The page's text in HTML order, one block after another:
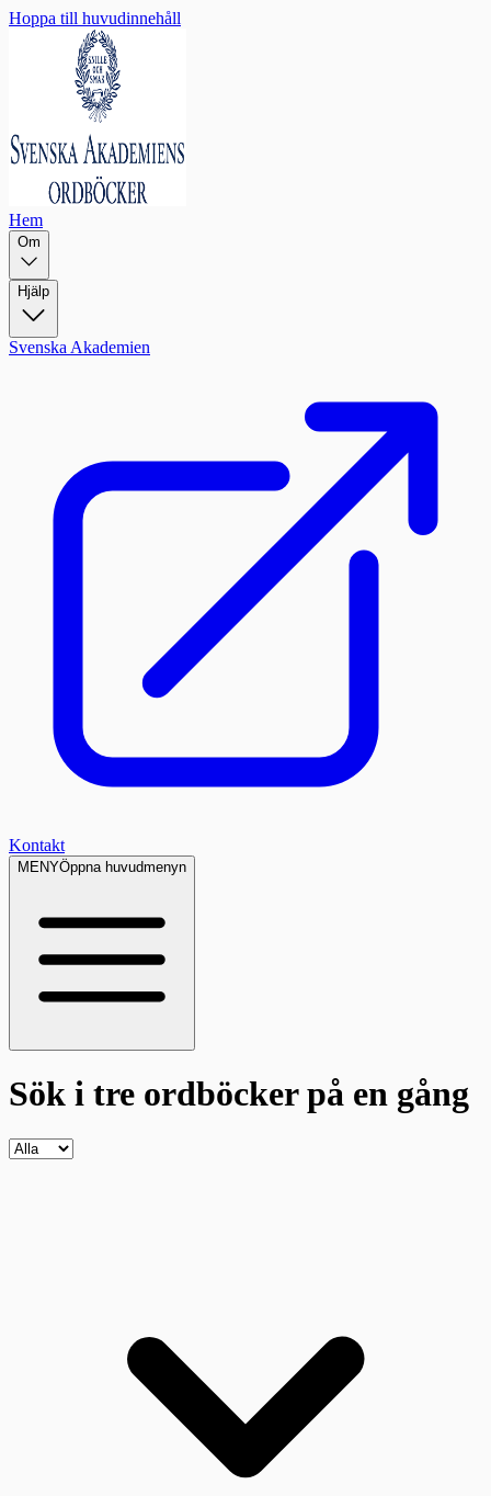
Hoppa till huvudinnehåll
Hem
Om
Hjälp
Svenska Akademien
Kontakt
MENYÖppna huvudmenyn
Sök i tre ordböckerpå en gång